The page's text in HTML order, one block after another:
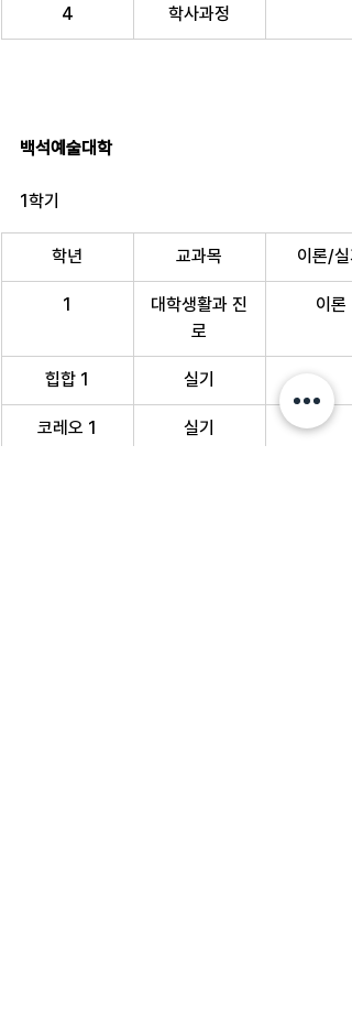
4 학사과정
백석예술대학
1학기
학년 교과목 이론/실
1
대학생활과 진
로
이론
힙합 1 실기
코레오 1 실기